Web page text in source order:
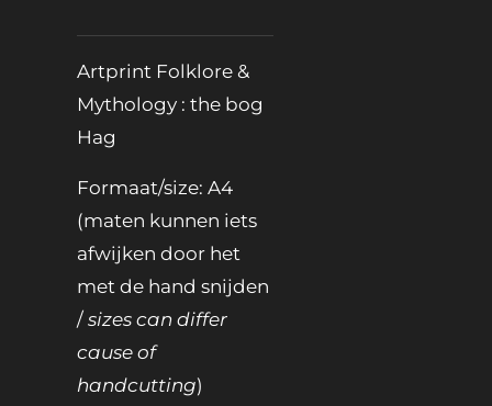
Artprint Folklore &
Mythology : the bog
Hag
Formaat/size: A4
(maten kunnen iets
afwijken door het
met de hand snijden
/ sizes can differ
cause of
handcutting)